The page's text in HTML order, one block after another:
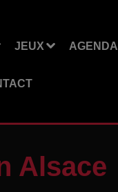
JEUX AGENDA
Alsace